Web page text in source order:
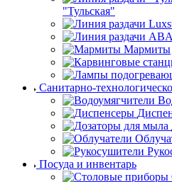
Линия раздачи
Линия раздачи
"Регата" (Атеси)
"Ривьера" (Атеси)
"Тульская"
Мармиты